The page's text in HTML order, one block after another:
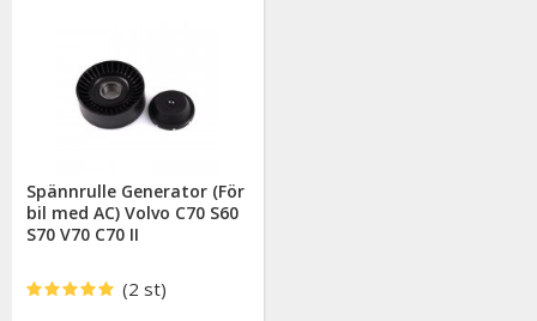
Spännrulle Generator (För
bil med AC) Volvo C70 S60
S70 V70 C70 II
(2 st)